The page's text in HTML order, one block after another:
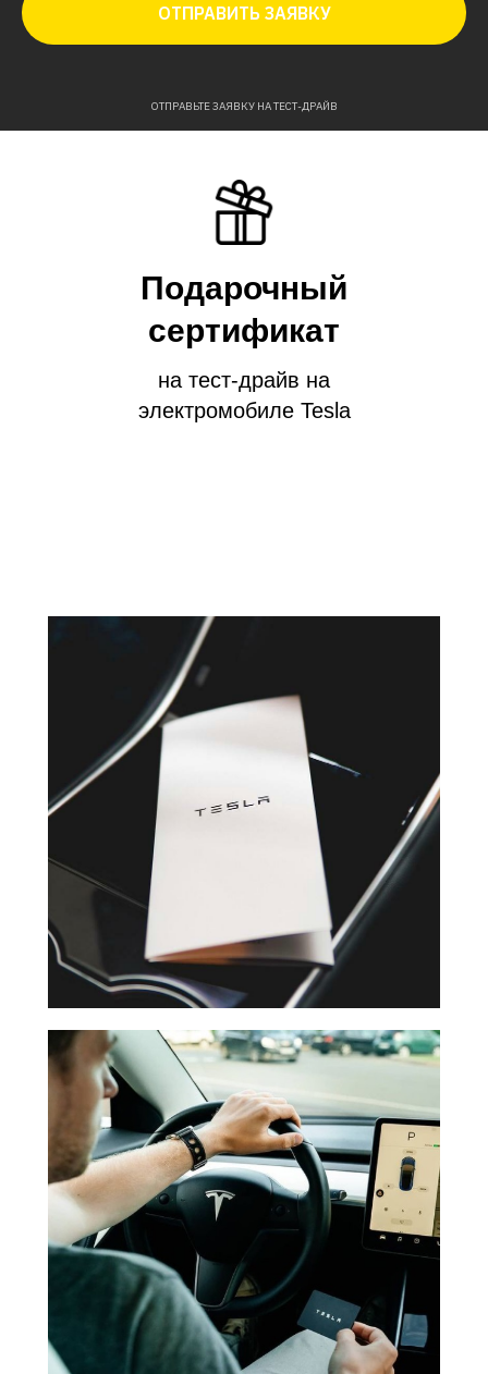
ОТПРАВИТЬ ЗАЯВКУ
ОТПРАВЬТЕ ЗАЯВКУ НА ТЕСТ-ДРАЙВ
Подарочный
сертификат
на тест-драйв на
электромобиле Tesla